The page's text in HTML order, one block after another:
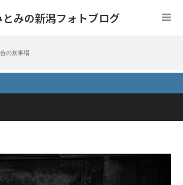
とみの新潟フォトブログ
昔の炊事場